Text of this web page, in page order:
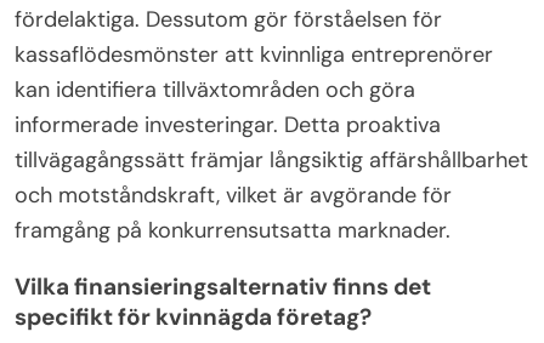
fördelaktiga. Dessutom gör förståelsen för
kassaflödesmönster att kvinnliga entreprenörer
kan identifiera tillväxtområden och göra
informerade investeringar. Detta proaktiva
tillvägagångssätt främjar långsiktig affärshållbarhet
och motståndskraft, vilket är avgörande för
framgång på konkurrensutsatta marknader.
Vilka finansieringsalternativ finns det
specifikt för kvinnägda företag?